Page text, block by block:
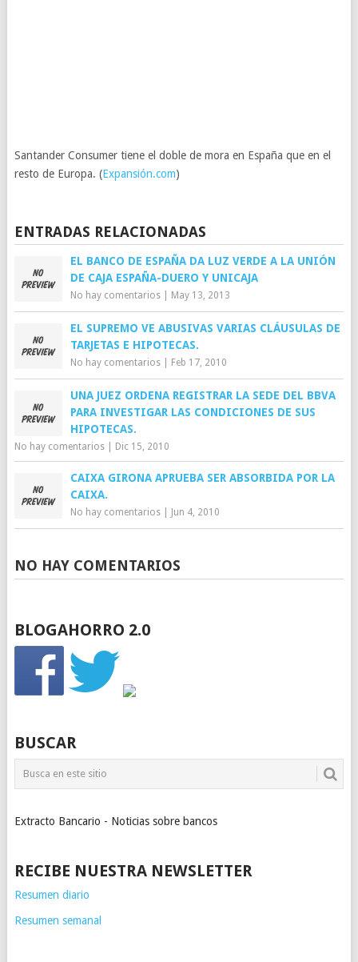
Santander Consumer tiene el doble de mora en España que en el
resto de Europa. (Expansión.com)
ENTRADAS RELACIONADAS
EL BANCO DE ESPAÑA DA LUZ VERDE A LA UNIÓN
DE CAJA ESPAÑA-DUERO Y UNICAJA
No hay comentarios| May 13, 2013
EL SUPREMO VE ABUSIVAS VARIAS CLÁUSULAS DE
TARJETAS E HIPOTECAS.
No hay comentarios| Feb 17, 2010
UNA JUEZ ORDENA REGISTRAR LA SEDE DEL BBVA
PARA INVESTIGAR LAS CONDICIONES DE SUS
HIPOTECAS.
No hay comentarios| Dic 15, 2010
CAIXA GIRONA APRUEBA SER ABSORBIDA POR LA
CAIXA.
No hay comentarios| Jun 4, 2010
NO HAY COMENTARIOS
BLOGAHORRO 2.0
BUSCAR
Extracto Bancario - Noticias sobre bancos
RECIBE NUESTRA NEWSLETTER
Resumen diario
Resumen semanal